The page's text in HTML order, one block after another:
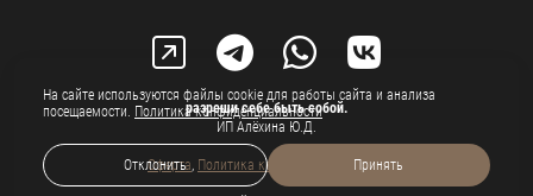
разреши себе быть собой.
ИП Алёхина Ю.Д.
Оферта Политика конфиденциальности
На сайте используются файлы cookie для работы сайта и анализа
посещаемости. Политика конфиденциальности
Отклонить Принять